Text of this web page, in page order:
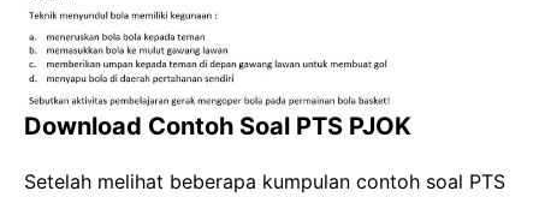
Download Contoh Soal PTS PJOK
Setelah melihat beberapa kumpulan contoh soal PTS